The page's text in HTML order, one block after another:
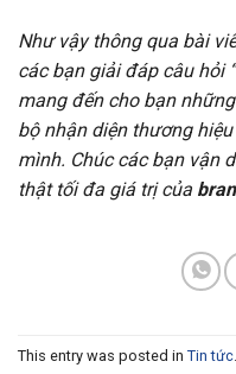
Như vậy thông qua bài
các bạn giải đáp câu hỏi “
mang đến cho bạn
bộ nhận diện thương
mình. Chúc các bạn vận
thật tối đa giá trị của
This entry was posted in Tin tức